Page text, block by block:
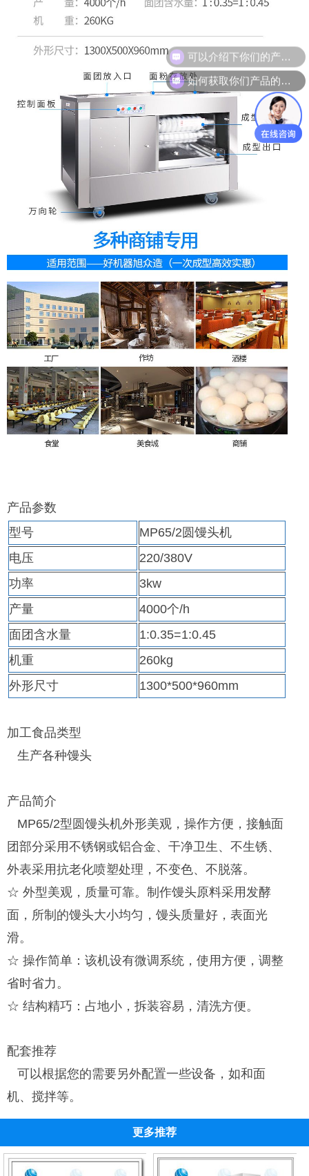
产品参数
型号
MP65/2圆馒头机
电压
220/380V
功率
3kw
产量
4000个/h
面团含水量
1:0.35=1:0.45
机重
260kg
外形尺寸
1300*500*960mm
加工食品类型
生产各种馒头
产品简介
MP65/2型圆馒头机外形美观，操作方便，接触面
团部分采用不锈钢或铝合金、干净卫生、不生锈、
外表采用抗老化喷塑处理，不变色、不脱落。
☆ 外型美观，质量可靠。制作馒头原料采用发酵
面，所制的馒头大小均匀，馒头质量好，表面光
滑。
☆ 操作简单：该机设有微调系统，使用方便，调整
省时省力。
☆ 结构精巧：占地小，拆装容易，清洗方便。
配套推荐
可以根据您的需要另外配置一些设备，如和面
机、搅拌等。
更多推荐